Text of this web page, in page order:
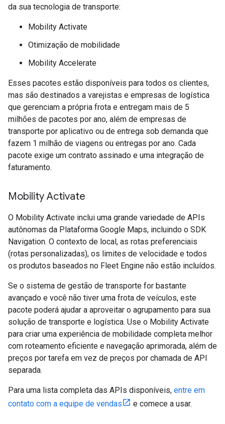
da sua tecnologia de transporte:
Mobility Activate
Otimização de mobilidade
Mobility Accelerate
Esses pacotes estão disponíveis para todos os clientes,
mas são destinados a varejistas e empresas de logística
que gerenciam a própria frota e entregam mais de 5
milhões de pacotes por ano, além de empresas de
transporte por aplicativo ou de entrega sob demanda que
fazem 1 milhão de viagens ou entregas por ano. Cada
pacote exige um contrato assinado e uma integração de
faturamento.
Mobility Activate
O Mobility Activate inclui uma grande variedade de APIs
autônomas da Plataforma Google Maps, incluindo o SDK
Navigation. O contexto de local, as rotas preferenciais
(rotas personalizadas), os limites de velocidade e todos
os produtos baseados no Fleet Engine não estão incluídos.
Se o sistema de gestão de transporte for bastante
avançado e você não tiver uma frota de veículos, este
pacote poderá ajudar a aproveitar o agrupamento para sua
solução de transporte e logística. Use o Mobility Activate
para criar uma experiência de mobilidade completa melhor
com roteamento eficiente e navegação aprimorada, além de
preços por tarefa em vez de preços por chamada de API
separada.
Para uma lista completa das APIs disponíveis, entre em
contato com a equipe de vendas
e comece a usar.